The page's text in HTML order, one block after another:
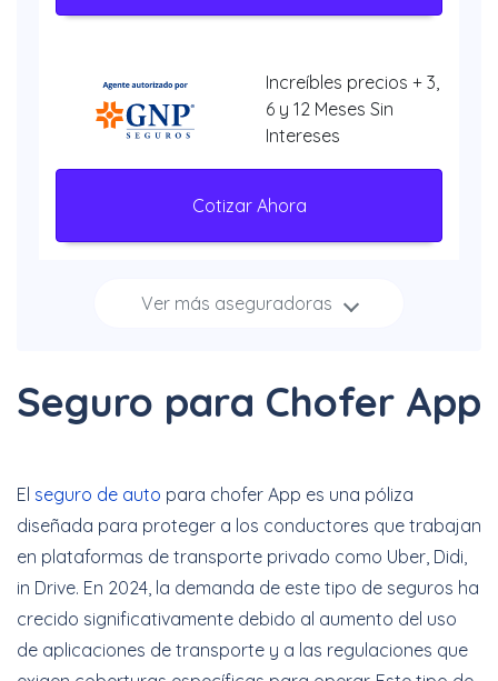
Increíbles precios + 3,
6 y 12 Meses Sin
Intereses
Cotizar Ahora
Increíbles
Hasta 40% + 6 y 12
Meses Sin Intereses
Cotizar Ahora
Ver más aseguradoras
Seguro para Chofer App
El seguro de auto para chofer App es una póliza
diseñada para proteger a los conductores que trabajan
en plataformas de transporte privado como Uber, Didi,
in Drive. En 2024, la demanda de este tipo de seguros ha
crecido significativamente debido al aumento del uso
de aplicaciones de transporte y a las regulaciones que